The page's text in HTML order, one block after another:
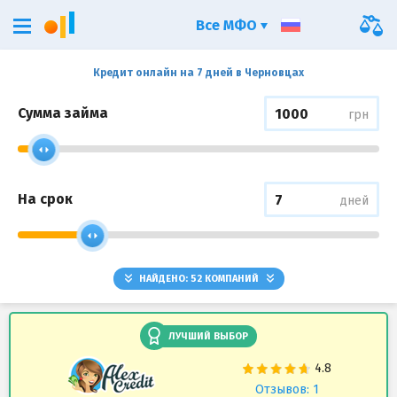
Кредит онлайн на 7 дней в Черновцах
Сумма займа грн
На срок дней
НАЙДЕНО: 52КОМПАНИЙ
ЛУЧШИЙ ВЫБОР
Отзывов: 1
Все МФО